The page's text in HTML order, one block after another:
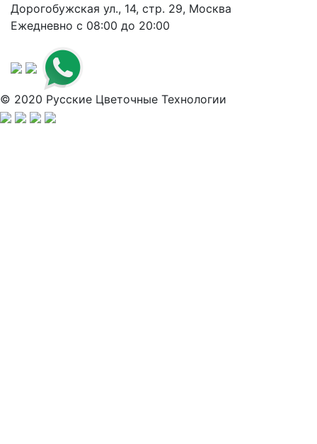
Дорогобужская ул., 14, стр. 29, Москва
Ежедневно с 08:00 до 20:00
© 2020 Русские Цветочные Технологии